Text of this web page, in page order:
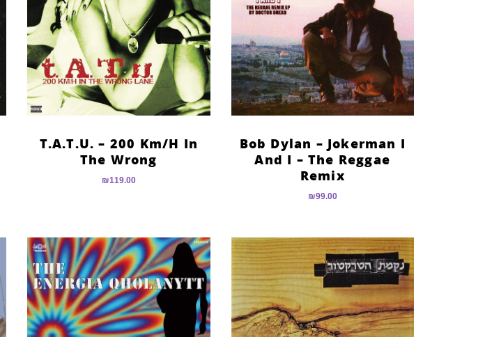
Bob Dylan – Jokerman I
And I – The Reggae
Remix
₪99.00
T.A.T.U. – 200 Km/H In
The Wrong
₪119.00